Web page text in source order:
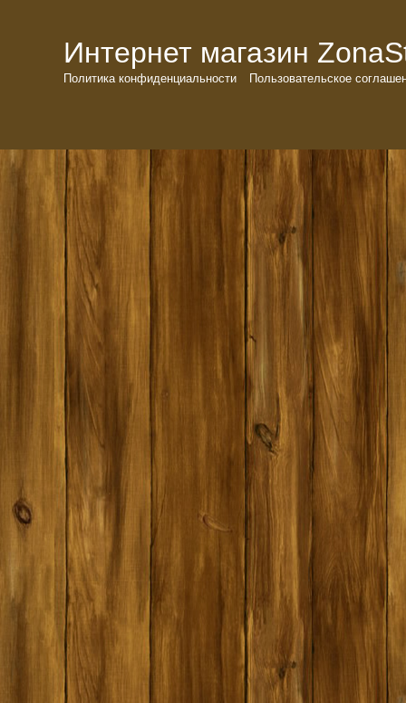
Интернет магазин
Политика конфиденциальности Пользовательское